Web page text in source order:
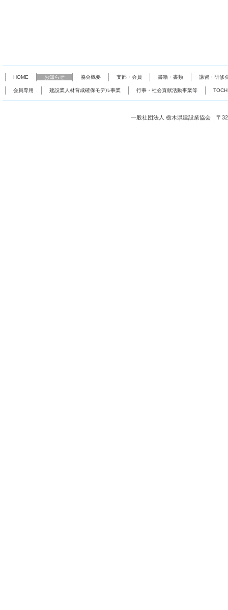
HOME お知らせ 協会概要 支部・会員 書籍・書類 講習・研修
会員専用 建設業人材育成確保モデル事業 行事・社会貢献活動事業等
一般社団法人 栃木県建設業協会 〒